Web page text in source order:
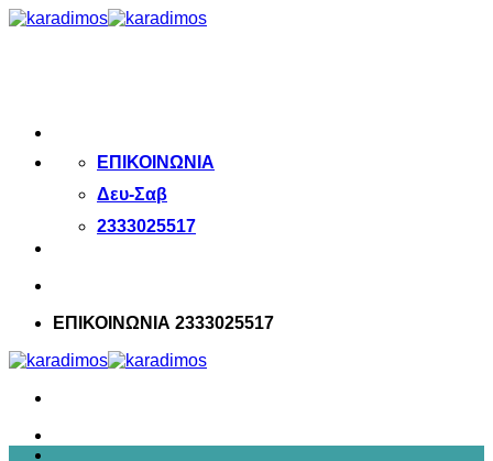
Μετάβαση
ΕΠΙΚΟΙΝΩΝΙΑ
Δευ-Σαβ
2333025517
ΕΠΙΚΟΙΝΩΝΙΑ 2333025517